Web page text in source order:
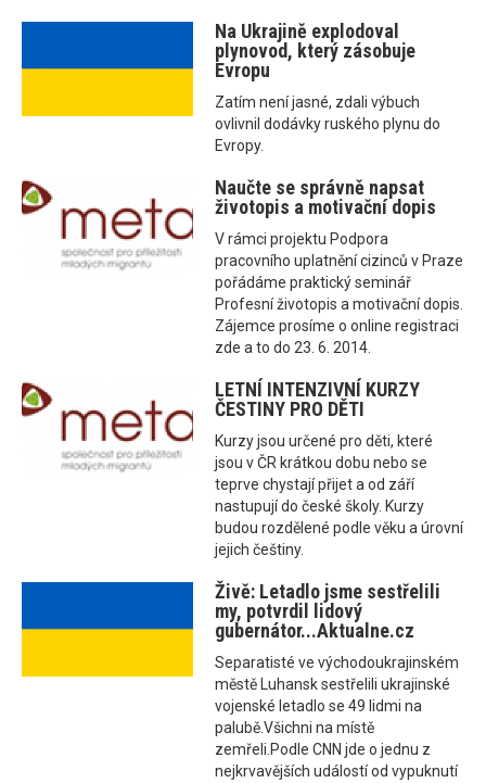
Na Ukrajině explodoval
plynovod, který zásobuje
Evropu
Zatím není jasné, zdali výbuch
ovlivnil dodávky ruského plynu do
Evropy.
Naučte se správně napsat
životopis a motivační dopis
V rámci projektu Podpora
pracovního uplatnění cizinců v Praze
pořádáme praktický seminář
Profesní životopis a motivační dopis.
Zájemce prosíme o online registraci
zde a to do 23. 6. 2014.
LETNÍ INTENZIVNÍ KURZY
ČESTINY PRO DĚTI
Kurzy jsou určené pro děti, které
jsou v ČR krátkou dobu nebo se
teprve chystají přijet a od září
nastupují do české školy. Kurzy
budou rozdělené podle věku a úrovní
jejich češtiny.
Živě: Letadlo jsme sestřelili
my, potvrdil lidový
gubernátor...Aktualne.cz
Separatisté ve východoukrajinském
městě Luhansk sestřelili ukrajinské
vojenské letadlo se 49 lidmi na
palubě.Všichni na místě
zemřeli.Podle CNN jde o jednu z
nejkrvavějších událostí od vypuknutí